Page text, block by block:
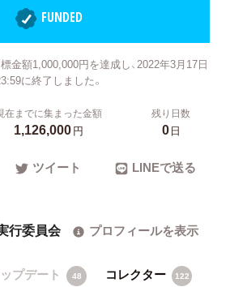
FUNDED
金額1,000,000円を達成し、2022年3月17日
に終了しました。
在までに集まった金額
1,126,000円
残り日数
0日
ツイート LINEで送る
行委員会 プロフィールを表示
プデート 48 コレクター 122